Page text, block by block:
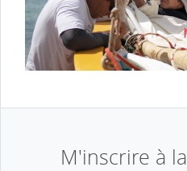
M'inscrire à la